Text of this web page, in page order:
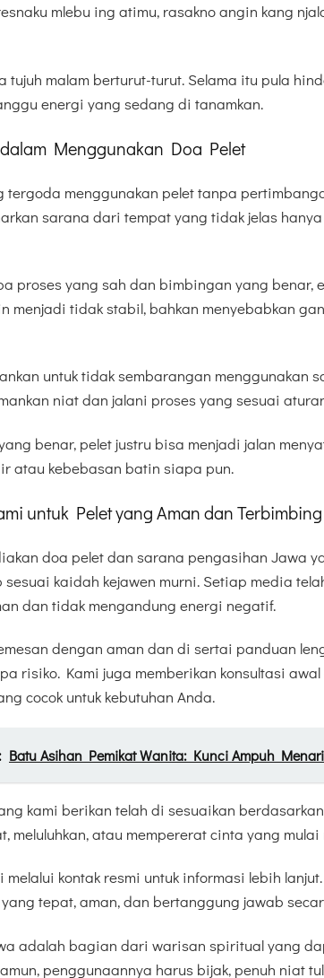
mlebu ing atimu, rasakno angin kang
tujuh malam berturut-turut. Selama itu pula
energi yang sedang di tanamkan.
Menggunakan Doa Pelet
tergoda menggunakan pelet tanpa
sarana dari tempat yang tidak jelas
proses yang sah dan bimbingan yang benar,
menjadi tidak stabil, bahkan menyebabkan
untuk tidak sembarangan menggunakan
niat dan jalani proses yang sesuai
benar, pelet justru bisa menjadi jalan
atau kebebasan batin siapa pun.
untuk Pelet yang Aman dan Terbimbing
doa pelet dan sarana pengasihan Jawa
sesuai kaidah kejawen murni. Setiap media
dan tidak mengandung energi negatif.
dengan aman dan di sertai panduan
risiko. Kami juga memberikan konsultasi
cocok untuk kebutuhan Anda.
Batu Asihan Pemikat Wanita: Kunci Ampuh
kami berikan telah di sesuaikan
meluluhkan, atau mempererat cinta yang
melalui kontak resmi untuk informasi lebih
tepat, aman, dan bertanggung jawab
adalah bagian dari warisan spiritual yang
penggunaannya harus bijak, penuh niat